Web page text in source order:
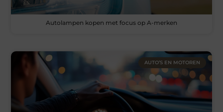
Autolampen kopen met focus op A-merken
AUTO’S EN MOTOREN